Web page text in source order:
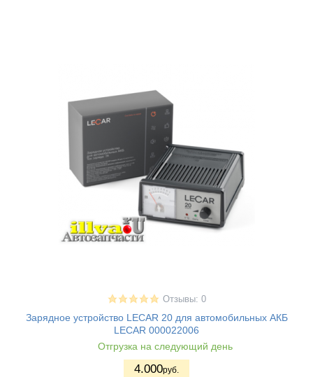
Отзывы: 0
Зарядное устройство LECAR 20 для автомобильных АКБ
LECAR 000022006
Отгрузка на следующий день
4.000руб.